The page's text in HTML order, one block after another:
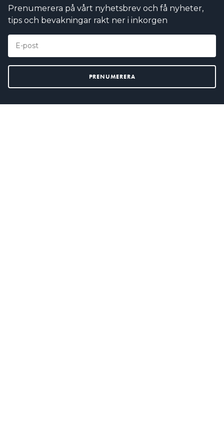
Prenumerera på vårt nyhetsbrev och få nyheter,
tips och bevakningar rakt ner i inkorgen